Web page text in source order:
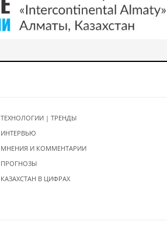
ТЕХНОЛОГИИ | ТРЕНДЫ
ИНТЕРВЬЮ
МНЕНИЯ И КОММЕНТАРИИ
ПРОГНОЗЫ
КАЗАХСТАН В ЦИФРАХ